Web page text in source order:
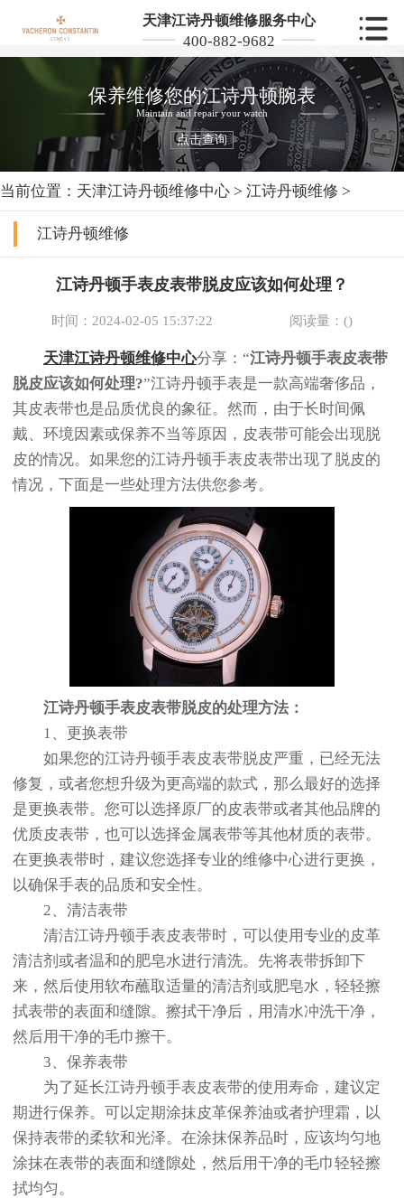
天津江诗丹顿维修服务中心
400-882-9682
保养维修您的江诗丹顿腕表
Maintain and repair your watch
点击查询
当前位置： 天津江诗丹顿维修中心 > 江诗丹顿维修 >
江诗丹顿维修
江诗丹顿手表皮表带脱皮应该如何处理？
时间：2024-02-05 15:37:22 阅读量：()
天津江诗丹顿维修中心分享：“江诗丹顿手表皮表带
脱皮应该如何处理?”江诗丹顿手表是一款高端奢侈品，
其皮表带也是品质优良的象征。然而，由于长时间佩
戴、环境因素或保养不当等原因，皮表带可能会出现脱
皮的情况。如果您的江诗丹顿手表皮表带出现了脱皮的
情况，下面是一些处理方法供您参考。
江诗丹顿手表皮表带脱皮的处理方法：
1、更换表带
如果您的江诗丹顿手表皮表带脱皮严重，已经无法
修复，或者您想升级为更高端的款式，那么最好的选择
是更换表带。您可以选择原厂的皮表带或者其他品牌的
优质皮表带，也可以选择金属表带等其他材质的表带。
在更换表带时，建议您选择专业的维修中心进行更换，
以确保手表的品质和安全性。
2、清洁表带
清洁江诗丹顿手表皮表带时，可以使用专业的皮革
清洁剂或者温和的肥皂水进行清洗。先将表带拆卸下
来，然后使用软布蘸取适量的清洁剂或肥皂水，轻轻擦
拭表带的表面和缝隙。擦拭干净后，用清水冲洗干净，
然后用干净的毛巾擦干。
3、保养表带
为了延长江诗丹顿手表皮表带的使用寿命，建议定
期进行保养。可以定期涂抹皮革保养油或者护理霜，以
保持表带的柔软和光泽。在涂抹保养品时，应该均匀地
涂抹在表带的表面和缝隙处，然后用干净的毛巾轻轻擦
拭均匀。